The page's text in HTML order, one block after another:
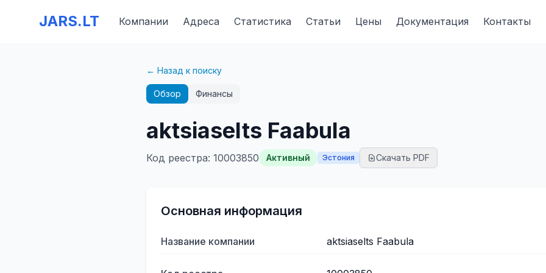
JARS.LT Компании Адреса Статистика Статьи Цены Документация Контакты
← Назад к поиску
Обзор Финансы
aktsiaselts Faabula
Код реестра: 10003850 Активный Эстония Скачать PDF
Основная информация
Название компании aktsiaselts Faabula